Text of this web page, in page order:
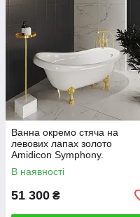
Ванна окремо стяча на
левових лапах золото
Amidicon Symphony.
В наявності
51 300 ₴